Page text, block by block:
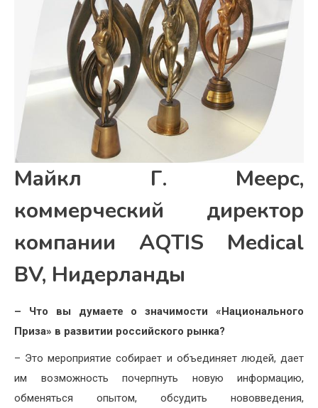
Майкл Г. Меерс,
коммерческий директор
компании AQTIS Medical
BV, Нидерланды
– Что вы думаете о значимости «Национального
Приза» в развитии российского рынка?
– Это мероприятие собирает и объединяет людей, дает
им возможность почерпнуть новую информацию,
обменяться опытом, обсудить нововведения,